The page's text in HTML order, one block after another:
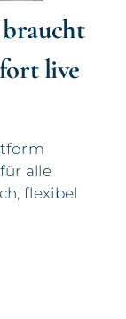
live
alle
flexibel